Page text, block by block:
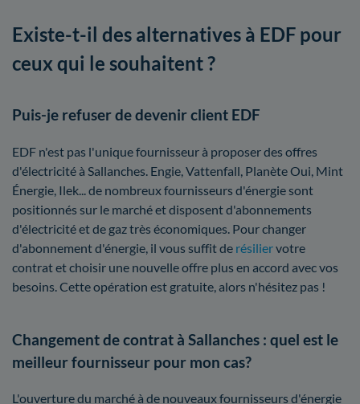
Existe-t-il des alternatives à EDF pour
ceux qui le souhaitent ?
Puis-je refuser de devenir client EDF
EDF n'est pas l'unique fournisseur à proposer des offres
d'électricité à Sallanches. Engie, Vattenfall, Planète Oui, Mint
Énergie, Ilek... de nombreux fournisseurs d'énergie sont
positionnés sur le marché et disposent d'abonnements
d'électricité et de gaz très économiques. Pour changer
d'abonnement d'énergie, il vous suffit de résiliervotre
contrat et choisir une nouvelle offre plus en accord avec vos
besoins. Cette opération est gratuite, alors n'hésitez pas !
Changement de contrat à Sallanches : quel est le
meilleur fournisseur pour mon cas?
L'ouverture du marché à de nouveaux fournisseurs d'énergie